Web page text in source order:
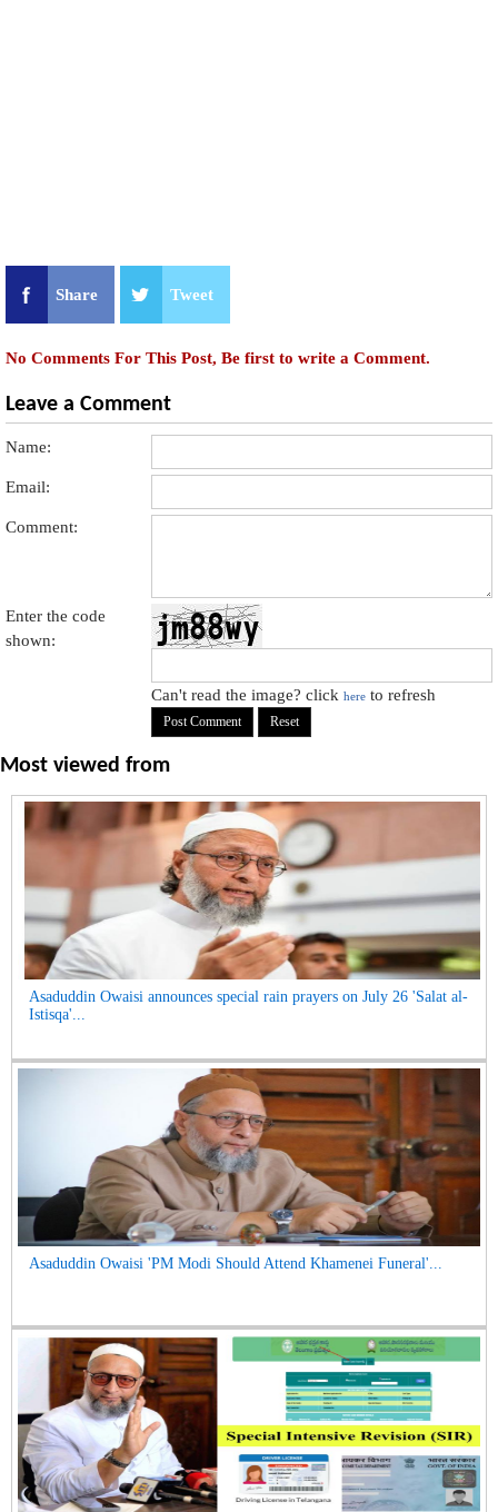
Share Tweet
No Comments For This Post, Be first to write a Comment.
Leave a Comment
Name:
Email:
Comment:
Enter the code
shown:
Can't read the image? clickhere to refresh
Most viewed from
Asaduddin Owaisi announces special rain prayers on July 26 'Salat al-
Istisqa'...
Asaduddin Owaisi 'PM Modi Should Attend Khamenei Funeral'...